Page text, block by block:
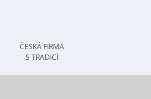
ČESKÁ FIRMA
S TRADICÍ